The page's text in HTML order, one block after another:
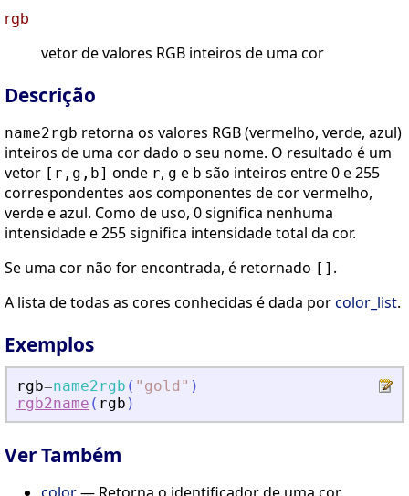
rgb
vetor de valores RGB inteiros de uma cor
Descrição
name2rgb retorna os valores RGB (vermelho, verde, azul)
inteiros de uma cor dado o seu nome. O resultado é um
vetor [r,g,b] onde r, g e b são inteiros entre 0 e 255
correspondentes aos componentes de cor vermelho,
verde e azul. Como de uso, 0 significa nenhuma
intensidade e 255 significa intensidade total da cor.
Se uma cor não for encontrada, é retornado [] .
A lista de todas as cores conhecidas é dada porcolor_list.
Exemplos
rgb=name2rgb ( " gold " )
rgb2name ( rgb )
Ver Também